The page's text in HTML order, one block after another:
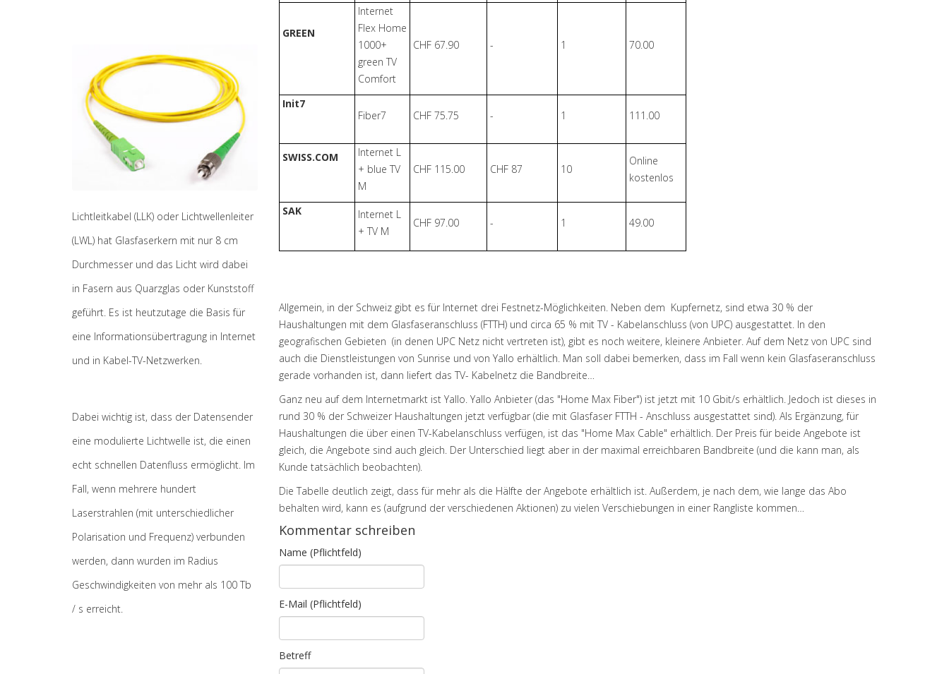
Lichtleitkabel (LLK) oder Lichtwellenleiter
(LWL) hat Glasfaserkern mit nur 8 cm
Durchmesser und das Licht wird dabei
in Fasern aus Quarzglas oder Kunststoff
geführt. Es ist heutzutage die Basis für
eine Informationsübertragung in Internet
und in Kabel-TV-Netzwerken.
Dabei wichtig ist, dass der Datensender
eine modulierte Lichtwelle ist, die einen
echt schnellen Datenfluss ermöglicht. Im
Fall, wenn mehrere hundert
Laserstrahlen (mit unterschiedlicher
Polarisation und Frequenz) verbunden
werden, dann wurden im Radius
Geschwindigkeiten von mehr als 100 Tb
/ s erreicht.
GREEN
Internet
Flex Home
1000+
green TV
Comfort
CHF 67.90 - 1 70.00
Init7
Fiber7
CHF 75.75 - 1 111.00
SWISS.COM
Internet L
+ blue TV
M
CHF 115.00 CHF 87 10
Online
kostenlos
SAK
Internet L
+ TV M
CHF 97.00 - 1 49.00
Allgemein, in der Schweiz gibt es für Internet drei Festnetz-Möglichkeiten. Neben dem Kupfernetz, sind etwa 30 % der
Haushaltungen mit dem Glasfaseranschluss (FTTH) und circa 65 % mit TV - Kabelanschluss (von UPC) ausgestattet. In den
geografischen Gebieten (in denen UPC Netz nicht vertreten ist), gibt es noch weitere, kleinere Anbieter. Auf dem Netz von UPC sind
auch die Dienstleistungen von Sunrise und von Yallo erhältlich. Man soll dabei bemerken, dass im Fall wenn kein Glasfaseranschluss
gerade vorhanden ist, dann liefert das TV- Kabelnetz die Bandbreite…
Ganz neu auf dem Internetmarkt ist Yallo. Yallo Anbieter (das "Home Max Fiber") ist jetzt mit 10 Gbit/s erhältlich. Jedoch ist dieses in
rund 30 % der Schweizer Haushaltungen jetzt verfügbar (die mit Glasfaser FTTH - Anschluss ausgestattet sind). Als Ergänzung, für
Haushaltungen die über einen TV-Kabelanschluss verfügen, ist das "Home Max Cable" erhältlich. Der Preis für beide Angebote ist
gleich, die Angebote sind auch gleich. Der Unterschied liegt aber in der maximal erreichbaren Bandbreite (und die kann man, als
Kunde tatsächlich beobachten).
Die Tabelle deutlich zeigt, dass für mehr als die Hälfte der Angebote erhältlich ist. Außerdem, je nach dem, wie lange das Abo
behalten wird, kann es (aufgrund der verschiedenen Aktionen) zu vielen Verschiebungen in einer Rangliste kommen…
Kommentar schreiben
Name (Pflichtfeld)
E-Mail (Pflichtfeld)
Betreff